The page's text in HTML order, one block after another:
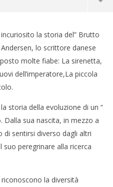
Hans Christian Andersen
la storia del” Brutto
lo scrittore danese
molte fiabe: La sirenetta,
dell’imperatore,La piccola
storia della evoluzione di un “
Dalla sua nascita, in mezzo a
sentirsi diverso dagli altri
suo peregrinare alla ricerca
la diversità